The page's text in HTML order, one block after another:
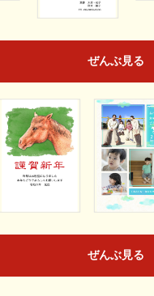
ぜんぶ見る
ぜんぶ見る